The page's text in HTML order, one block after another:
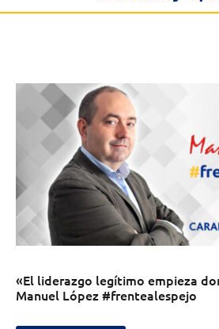
«El liderazgo legítimo empieza
Manuel López #frentealespejo